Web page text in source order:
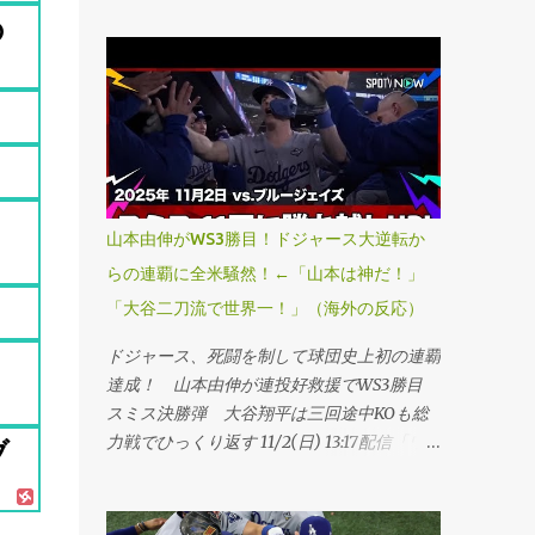
山本由伸がWS3勝目！ドジャース大逆転か
らの連覇に全米騒然！←「山本は神だ！」
「大谷二刀流で世界一！」（海外の反応）
ドジャース、死闘を制して球団史上初の連覇
達成！ 山本由伸が連投好救援でWS3勝目
スミス決勝弾 大谷翔平は三回途中KOも総
力戦でひっくり返す 11/2(日) 13:17配信「ワ
ャースが延長十一回にスミスの勝ち越し本塁